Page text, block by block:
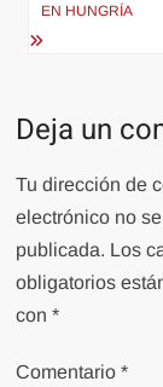
EN HUNGRÍA
Deja un
Tu dirección de
electrónico no
publicada. Los
obligatorios
con*
Comentario*